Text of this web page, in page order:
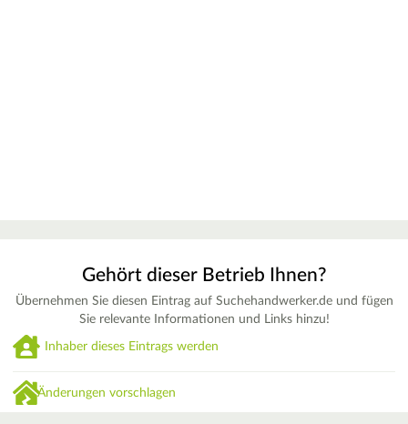
Gehört dieser Betrieb Ihnen?
Übernehmen Sie diesen Eintrag auf Suchehandwerker.de und fügen
Sie relevante Informationen und Links hinzu!
Inhaber dieses Eintrags werden
Änderungen vorschlagen